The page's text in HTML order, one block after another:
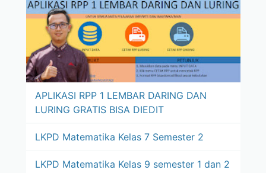
APLIKASI RPP 1 LEMBAR DARING DAN
LURING GRATIS BISA DIEDIT
LKPD Matematika Kelas 7 Semester 2
LKPD Matematika Kelas 9 semester 1 dan 2